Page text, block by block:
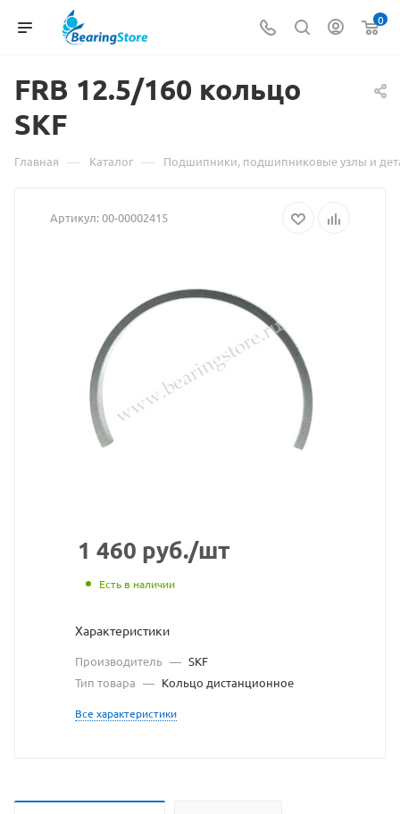
0
FRB 12.5/160 Материал
товаре
12.5/160
SKF
взят
с
https://
разрешения
кольцо
SKF
Главная — Каталог — Подшипники, подшипниковые узлы и
Артикул:00-00002415
1 460 руб./шт
Есть в наличии
Характеристики
Производитель — SKF
Тип товара — Кольцо дистанционное
Все характеристики